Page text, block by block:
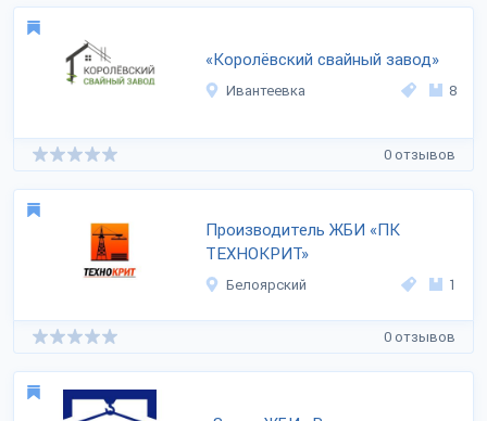
«Королёвский свайный завод»
Ивантеевка 8
0 отзывов
Производитель ЖБИ «ПК
ТЕХНОКРИТ»
Белоярский 1
0 отзывов